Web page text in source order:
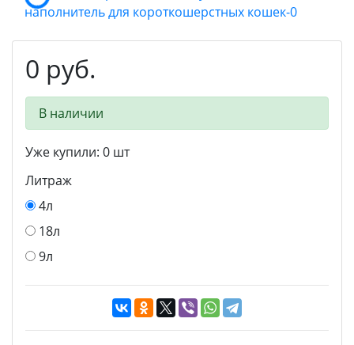
0 руб.
В наличии
Уже купили: 0 шт
Литраж
4л
18л
9л